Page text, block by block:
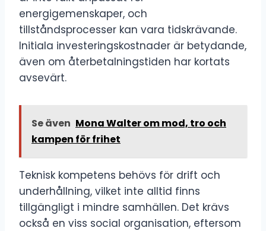
energigemenskaper, och
tillståndsprocesser kan vara tidskrävande.
Initiala investeringskostnader är betydande,
även om återbetalningstiden har kortats
avsevärt.
Se även Mona Walter om mod, tro och
kampen för frihet
Teknisk kompetens behövs för drift och
underhållning, vilket inte alltid finns
tillgängligt i mindre samhällen. Det krävs
också en viss social organisation, eftersom